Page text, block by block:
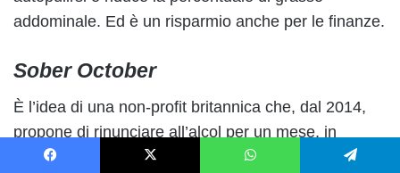
addominale. Ed è un risparmio anche per le finanze.
Sober October
È l’idea di una non-profit britannica che, dal 2014,
propone di rinunciare all’alcol per un mese, in
particolare
ottobre, periodo in cui si svolge